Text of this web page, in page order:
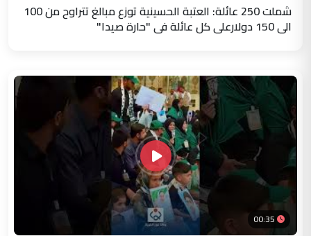
شملت 250 عائلة: العتبة الحسينية توزع مبالغ تتراوح من 100
الى 150 دولارعلى كل عائلة في "حارة صيدا"
00:35